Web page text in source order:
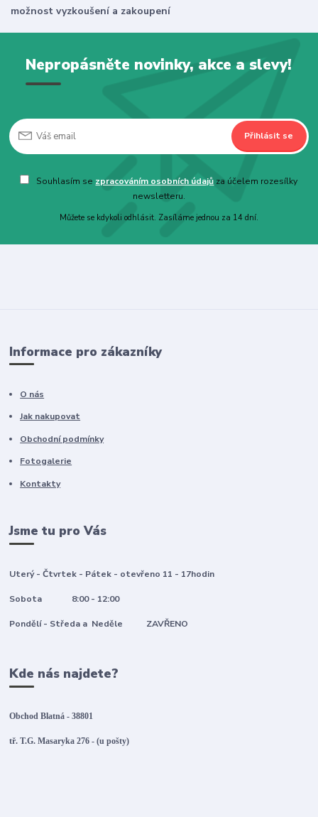
možnost vyzkoušení a zakoupení
Nepropásněte novinky, akce a slevy!
Přihlásit se
Souhlasím se zpracováním osobních údajů za účelem rozesílky
newsletteru.
Můžete se kdykoli odhlásit. Zasíláme jednou za 14 dní.
Informace pro zákazníky
O nás
Jak nakupovat
Obchodní podmínky
Fotogalerie
Kontakty
Jsme tu pro Vás
Uterý - Čtvrtek - Pátek - otevřeno 11 - 17hodin
Sobota 8:00 - 12:00
Pondělí - Středa a Neděle ZAVŘENO
Kde nás najdete?
Obchod Blatná - 38801
tř. T.G. Masaryka 276 - (u pošty)